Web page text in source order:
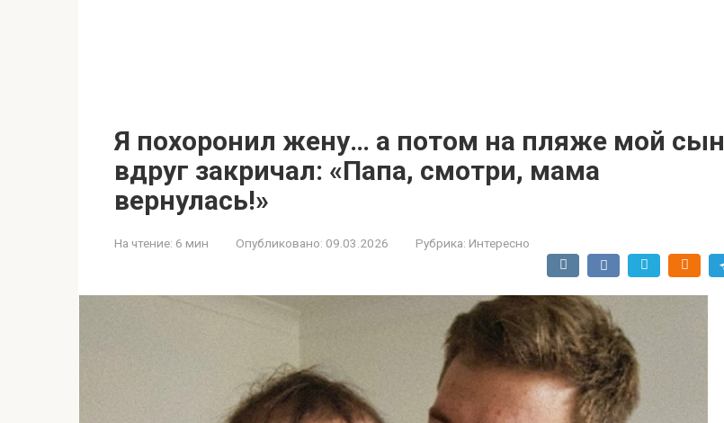
Я похоронил жену… а потом на пляже мой сын
вдруг закричал: «Папа, смотри, мама
вернулась!»
На чтение: 6 мин Опубликовано: 09.03.2026 Рубрика: Интересно